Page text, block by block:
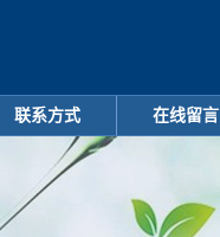
联系方式 在线留言